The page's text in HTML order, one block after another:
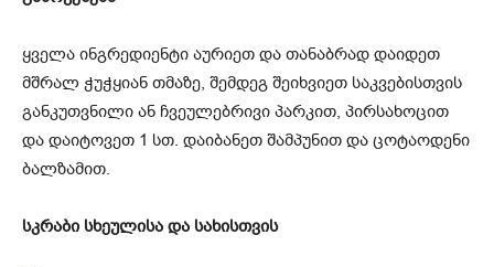
ყველა ინგრედიენტი აურიეთ და თანაბრად დაიდეთ
მშრალ ჭუჭყიან თმაზე, შემდეგ შეიხვიეთ საკვებისთვის
განკუთვნილი ან ჩვეულებრივი პარკით, პირსახოცით
და დაიტოვეთ 1 სთ. დაიბანეთ შამპუნით და ცოტაოდენი
ბალზამით.
სკრაბი სხეულისა და სახისთვის